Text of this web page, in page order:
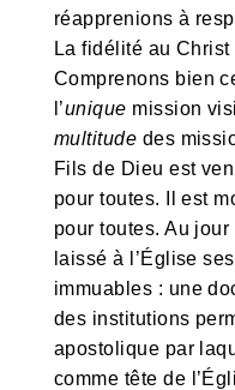
réapprenions à
La fidélité au
Comprenons bien
l’unique mission
multitude des
Fils de Dieu est
pour toutes. Il est
pour toutes. Au
laissé à l’Église
immuables : une
des institutions
apostolique par
comme tête de